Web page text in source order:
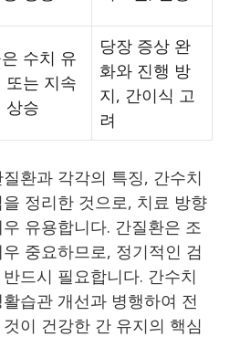
수치 유
또는 지속
상승
당장 증상 완
화와 진행 방
지, 간이식 고
려
환과 각각의 특징, 간수치
정리한 것으로, 치료 방향
유용합니다. 간질환은 조
중요하므로, 정기적인 검
드시 필요합니다. 간수치
습관 개선과 병행하여 전
이 건강한 간 유지의 핵심